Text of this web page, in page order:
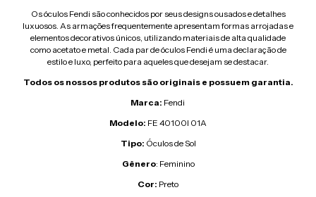
Os óculos Fendi são conhecidos por seus designs ousados e detalhes
luxuosos. As armações frequentemente apresentam formas arrojadas e
elementos decorativos únicos, utilizando materiais de alta qualidade
como acetato e metal. Cada par de óculos Fendi é uma declaração de
estilo e luxo, perfeito para aqueles que desejam se destacar.
Todos os nossos produtos são originais e possuem garantia.
Marca: Fendi
Modelo: FE 40100I 01A
Tipo: Óculos de Sol
Gênero: Feminino
Cor: Preto